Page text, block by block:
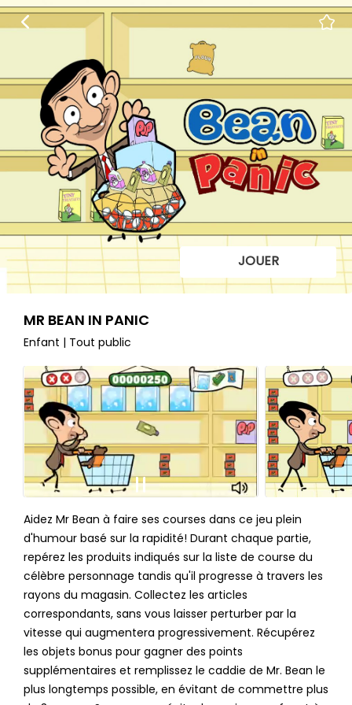
JOUER
MR BEAN IN PANIC
Enfant | Tout public
Aidez Mr Bean à faire ses courses dans ce jeu plein
d'humour basé sur la rapidité! Durant chaque partie,
repérez les produits indiqués sur la liste de course du
célèbre personnage tandis qu'il progresse à travers les
rayons du magasin. Collectez les articles
correspondants, sans vous laisser perturber par la
vitesse qui augmentera progressivement. Récupérez
les objets bonus pour gagner des points
supplémentaires et remplissez le caddie de Mr. Bean le
plus longtemps possible, en évitant de commettre plus